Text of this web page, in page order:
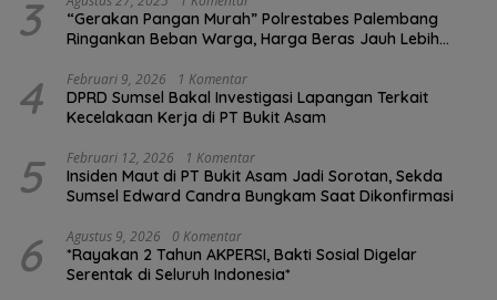
3
“Gerakan Pangan Murah” Polrestabes Palembang
Ringankan Beban Warga, Harga Beras Jauh Lebih
4 Februari 9, 2026 1 Komentar
DPRD Sumsel Bakal Investigasi Lapangan Terkait
Kecelakaan Kerja di PT Bukit Asam
5 Februari 12, 2026 1 Komentar
Insiden Maut di PT Bukit Asam Jadi Sorotan, Sekda
Sumsel Edward Candra Bungkam Saat Dikonfirmasi
6 Agustus 9, 2026 0 Komentar
*Rayakan 2 Tahun AKPERSI, Bakti Sosial Digelar
Serentak di Seluruh Indonesia*